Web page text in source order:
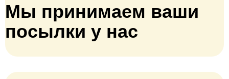
Мы принимаем ваши
посылки у нас